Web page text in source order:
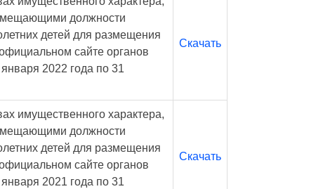
должности
детей для размещения
сайте органов
2022 года по 31
Скачать
имущественного характера,
должности
детей для размещения
сайте органов
2021 года по 31
Скачать